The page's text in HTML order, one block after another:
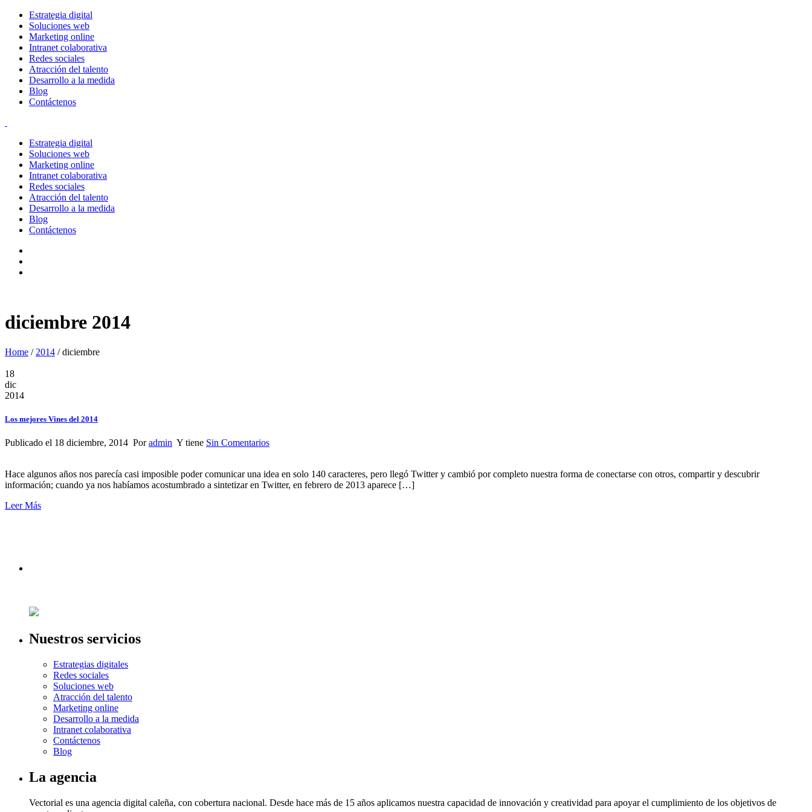
Estrategia digital
Soluciones web
Marketing online
Intranet colaborativa
Redes sociales
Atracción del talento
Desarrollo a la medida
Blog
Contáctenos
Estrategia digital
Soluciones web
Marketing online
Intranet colaborativa
Redes sociales
Atracción del talento
Desarrollo a la medida
Blog
Contáctenos
diciembre 2014
Home / 2014 /diciembre
18
dic
2014
Los mejores Vines del 2014
Publicado el 18 diciembre, 2014 Poradmin Y tiene Sin Comentarios
Hace algunos años nos parecía casi imposible poder comunicar una idea en solo 140 caracteres, pero llegó Twitter y cambió por completo nuestra forma de conectarse con otros, compartir y descubrir
información; cuando ya nos habíamos acostumbrado a sintetizar en Twitter, en febrero de 2013 aparece […]
Leer Más
Nuestros servicios
Estrategias digitales
Redes sociales
Soluciones web
Atracción del talento
Marketing online
Desarrollo a la medida
Intranet colaborativa
Contáctenos
Blog
La agencia
Vectorial es una agencia digital caleña, con cobertura nacional. Desde hace más de 15 años aplicamos nuestra capacidad de innovación y creatividad para apoyar el cumplimiento de los objetivos de